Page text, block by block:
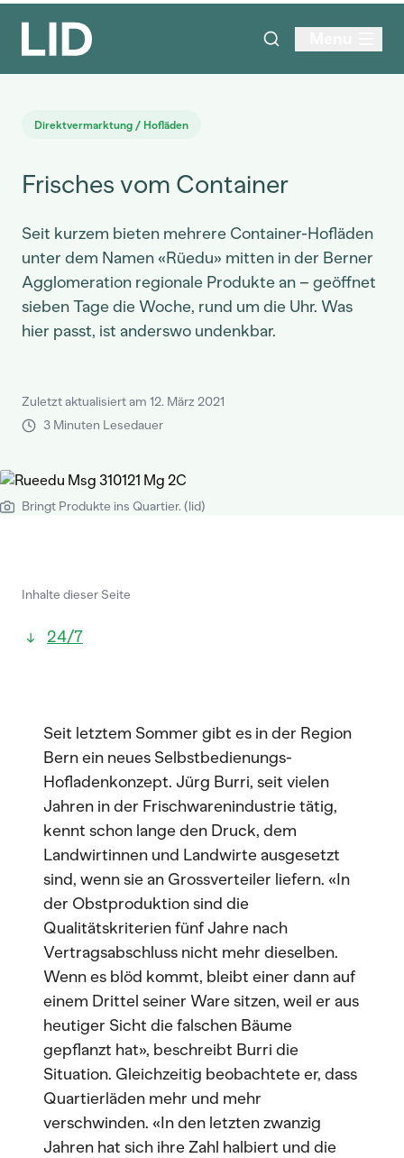
Direktvermarktung / Hofläden
Frisches vom Container
Seit kurzem bieten mehrere Container-Hofläden
unter dem Namen «Rüedu» mitten in der Berner
Agglomeration regionale Produkte an – geöffnet
sieben Tage die Woche, rund um die Uhr. Was
hier passt, ist anderswo undenkbar.
Zuletzt aktualisiert am 12. März 2021
3 Minuten Lesedauer
Bringt Produkte ins Quartier. (lid)
Inhalte dieser Seite
24/7
Seit letztem Sommer gibt es in der Region
Bern ein neues Selbstbedienungs-
Hofladenkonzept. Jürg Burri, seit vielen
Jahren in der Frischwarenindustrie tätig,
kennt schon lange den Druck, dem
Landwirtinnen und Landwirte ausgesetzt
sind, wenn sie an Grossverteiler liefern. «In
der Obstproduktion sind die
Qualitätskriterien fünf Jahre nach
Vertragsabschluss nicht mehr dieselben.
Wenn es blöd kommt, bleibt einer dann auf
einem Drittel seiner Ware sitzen, weil er aus
heutiger Sicht die falschen Bäume
gepflanzt hat», beschreibt Burri die
Situation. Gleichzeitig beobachtete er, dass
Quartierläden mehr und mehr
verschwinden. «In den letzten zwanzig
Jahren hat sich ihre Zahl halbiert und die